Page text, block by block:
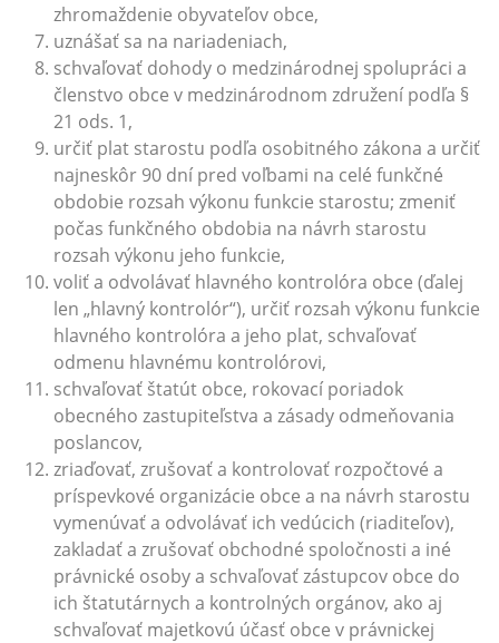
zhromaždenie obyvateľov obce,
uznášať sa na nariadeniach,
schvaľovať dohody o medzinárodnej spolupráci a
členstvo obce v medzinárodnom združení podľa §
21 ods. 1,
určiť plat starostu podľa osobitného zákona a určiť
najneskôr 90 dní pred voľbami na celé funkčné
obdobie rozsah výkonu funkcie starostu; zmeniť
počas funkčného obdobia na návrh starostu
rozsah výkonu jeho funkcie,
voliť a odvolávať hlavného kontrolóra obce (ďalej
len „hlavný kontrolór“), určiť rozsah výkonu funkcie
hlavného kontrolóra a jeho plat, schvaľovať
odmenu hlavnému kontrolórovi,
schvaľovať štatút obce, rokovací poriadok
obecného zastupiteľstva a zásady odmeňovania
poslancov,
zriaďovať, zrušovať a kontrolovať rozpočtové a
príspevkové organizácie obce a na návrh starostu
vymenúvať a odvolávať ich vedúcich (riaditeľov),
zakladať a zrušovať obchodné spoločnosti a iné
právnické osoby a schvaľovať zástupcov obce do
ich štatutárnych a kontrolných orgánov, ako aj
schvaľovať majetkovú účasť obce v právnickej